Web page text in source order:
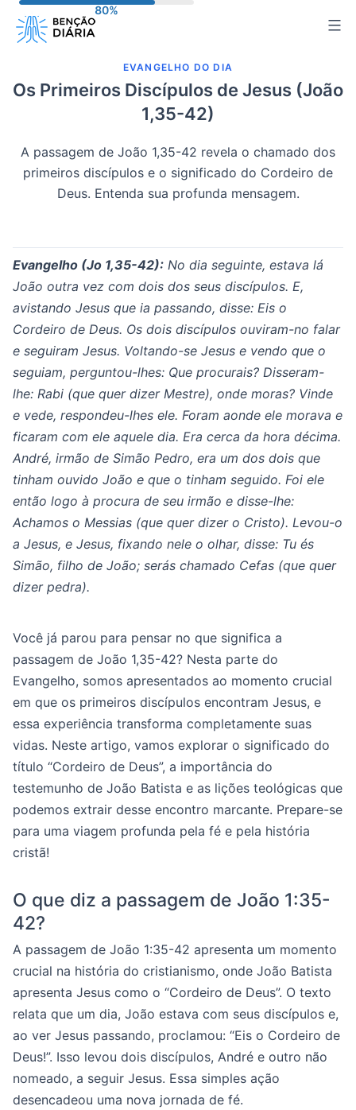
para
conteúdo
EVANGELHO DO DIA
Os Primeiros Discípulos de Jesus (João
1,35-42)
A passagem de João 1,35-42 revela o chamado dos
primeiros discípulos e o significado do Cordeiro de
Deus. Entenda sua profunda mensagem.
Evangelho (Jo 1,35-42): No dia seguinte, estava lá
João outra vez com dois dos seus discípulos. E,
avistando Jesus que ia passando, disse: Eis o
Cordeiro de Deus. Os dois discípulos ouviram-no falar
e seguiram Jesus. Voltando-se Jesus e vendo que o
seguiam, perguntou-lhes: Que procurais? Disseram-
lhe: Rabi (que quer dizer Mestre), onde moras? Vinde
e vede, respondeu-lhes ele. Foram aonde ele morava e
ficaram com ele aquele dia. Era cerca da hora décima.
André, irmão de Simão Pedro, era um dos dois que
tinham ouvido João e que o tinham seguido. Foi ele
então logo à procura de seu irmão e disse-lhe:
Achamos o Messias (que quer dizer o Cristo). Levou-o
a Jesus, e Jesus, fixando nele o olhar, disse: Tu és
Simão, filho de João; serás chamado Cefas (que quer
dizer pedra).
Você já parou para pensar no que significa a
passagem de João 1,35-42? Nesta parte do
Evangelho, somos apresentados ao momento crucial
em que os primeiros discípulos encontram Jesus, e
essa experiência transforma completamente suas
vidas. Neste artigo, vamos explorar o significado do
título “Cordeiro de Deus”, a importância do
testemunho de João Batista e as lições teológicas que
podemos extrair desse encontro marcante. Prepare-se
para uma viagem profunda pela fé e pela história
cristã!
O que diz a passagem de João 1:35-
42?
A passagem de João 1:35-42 apresenta um momento
crucial na história do cristianismo, onde João Batista
apresenta Jesus como o “Cordeiro de Deus”. O texto
relata que um dia, João estava com seus discípulos e,
ao ver Jesus passando, proclamou: “Eis o Cordeiro de
Deus!”. Isso levou dois discípulos, André e outro não
nomeado, a seguir Jesus. Essa simples ação
desencadeou uma nova jornada de fé.